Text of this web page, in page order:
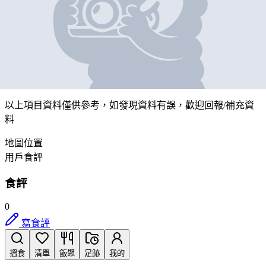
叮當團
新界深井青山公路48號陳記商業中心地下B, C及D舖部份
帶我去
以上項目資料僅供參考，如發現資料有誤，歡迎回報/補充資
料
地圖位置
用戶食評
食評
0
寫食評
搵食 清單 飯聚 足跡 我的